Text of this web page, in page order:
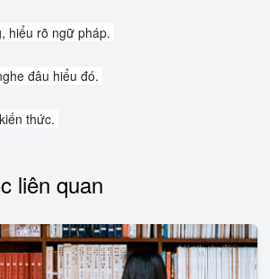
hiểu rõ ngữ pháp.
đâu hiểu đó.
thức.
liên quan